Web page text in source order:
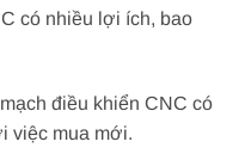
có nhiều lợi ích, bao
điều khiển CNC có
việc mua mới.